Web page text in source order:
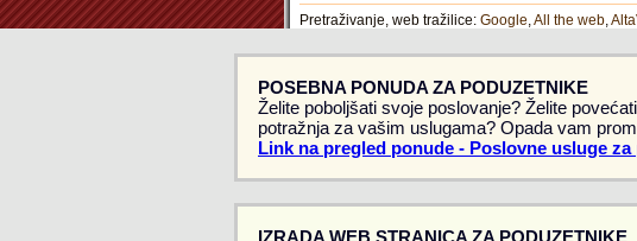
Pretraživanje, web tražilice: Google,All the web,
POSEBNA PONUDA ZA PODUZETNIKE
Želite poboljšati svoje poslovanje? Želite
potražnja za vašim uslugama? Opada vam
Link na pregled ponude - Poslovne usluge
IZRADA WEB STRANICA ZA PODUZETNIKE